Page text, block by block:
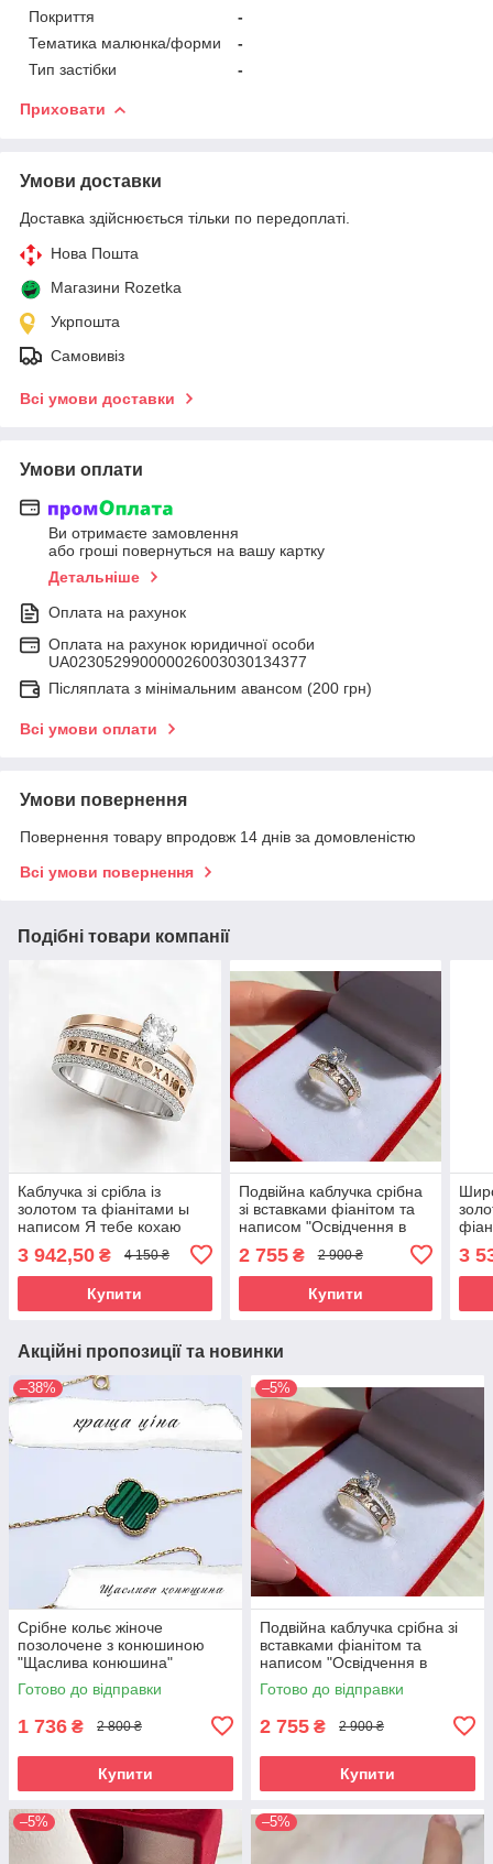
Покриття
-
Тематика малюнка/форми
-
Тип застібки
-
Приховати
Умови доставки
Доставка здійснюється тільки по передоплаті.
Нова Пошта
Магазини Rozetka
Укрпошта
Самовивіз
Всі умови доставки
Умови оплати
Ви отримаєте замовлення
або гроші повернуться на вашу картку
Детальніше
Оплата на рахунок
Оплата на рахунок юридичної особи
UA023052990000026003030134377
Післяплата з мінімальним авансом (200 грн)
Всі умови оплати
Умови повернення
Повернення товару впродовж 14 днів за домовленістю
Всі умови повернення
Подібні товари компанії
Каблучка зі срібла із
золотом та фіанітами ы
написом Я тебе кохаю
жіноче
3 942,50 ₴ 4 150 ₴
Купити
Подвійна каблучка срібна
зі вставками фіанітом та
написом "Освідчення в
фіанітом
2 755₴ 2 900 ₴
Купити
3
Акційні пропозиції та новинки
–38%
Срібне кольє жіноче
позолочене з конюшиною
"Щаслива конюшина"
Ланцюжок з кулоном зі срібла
Готово до відправки
1 736 ₴ 2 800 ₴
Купити
–5%
Подвійна каблучка срібна зі
вставками фіанітом та
написом "Освідчення в
коханні" Перстень з фіанітом
Готово до відправки
2 755 ₴ 2 900 ₴
Купити
–5% –5%